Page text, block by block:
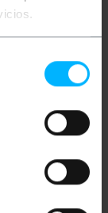
extremo
conexión